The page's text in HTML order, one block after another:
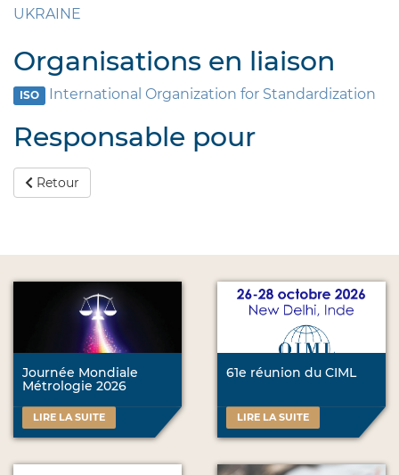
UKRAINE
Organisations en liaison
ISO International Organization for Standardization
Responsable pour
Retour
Journée Mondiale
Métrologie 2026
LIRE LA SUITE
61e réunion du CIML
LIRE LA SUITE